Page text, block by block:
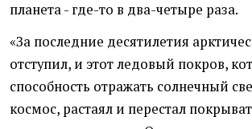
планета - где-то в два-четыре раза.
«За последние десятилетия
отступил, и этот ледовый покров,
способность отражать солнечный
космос, растаял и перестал